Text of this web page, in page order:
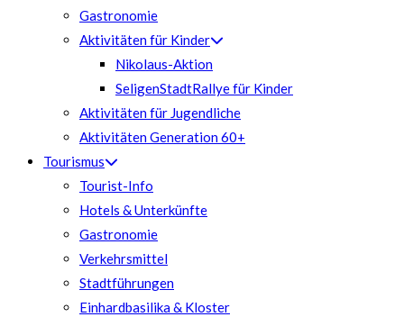
Gastronomie
Aktivitäten für Kinder
Nikolaus-Aktion
SeligenStadtRallye für Kinder
Aktivitäten für Jugendliche
Aktivitäten Generation 60+
Tourismus
Tourist-Info
Hotels & Unterkünfte
Gastronomie
Verkehrsmittel
Stadtführungen
Einhardbasilika & Kloster